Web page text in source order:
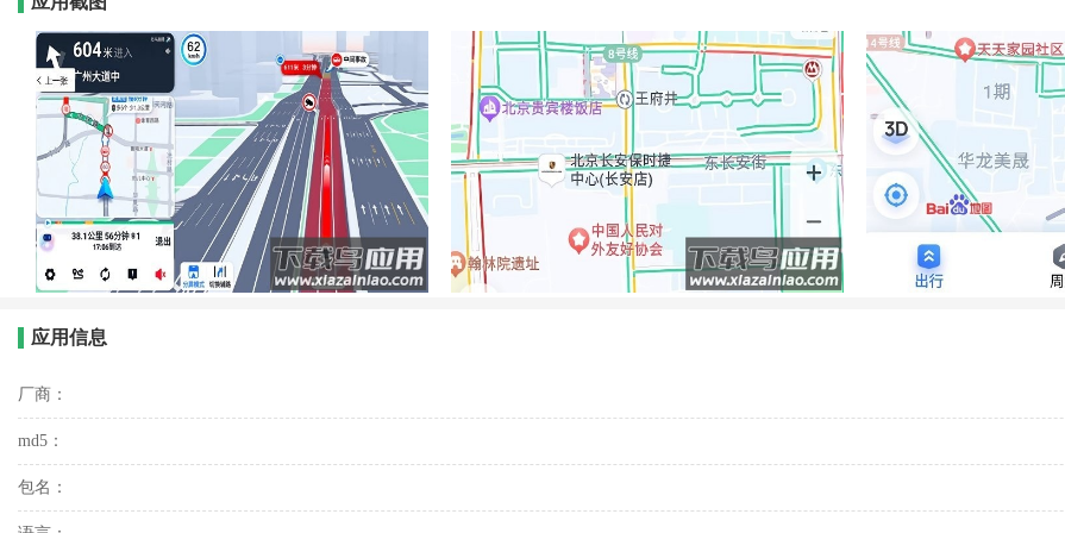
应用信息
厂商：
md5：
包名：